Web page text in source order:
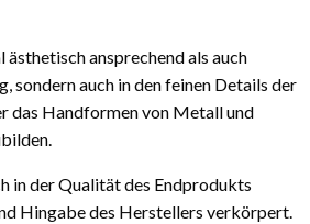
ansprechend als auch
sondern auch in den feinen Details der
das Handformen von Metall und
in der Qualität des Endprodukts
Hingabe des Herstellers verkörpert.